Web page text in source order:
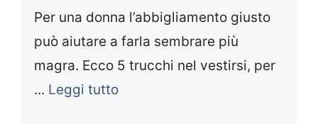
Per una donna l’abbigliamento giusto
può aiutare a farla sembrare più
magra. Ecco 5 trucchi nel vestirsi, per
... Leggi tutto